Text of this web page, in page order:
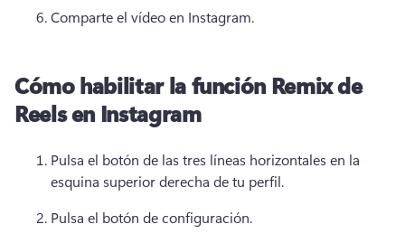
Comparte el vídeo en Instagram.
Cómo habilitar la función Remix de
Reels en Instagram
Pulsa el botón de las tres líneas horizontales en la
esquina superior derecha de tu perfil.
Pulsa el botón de configuración.